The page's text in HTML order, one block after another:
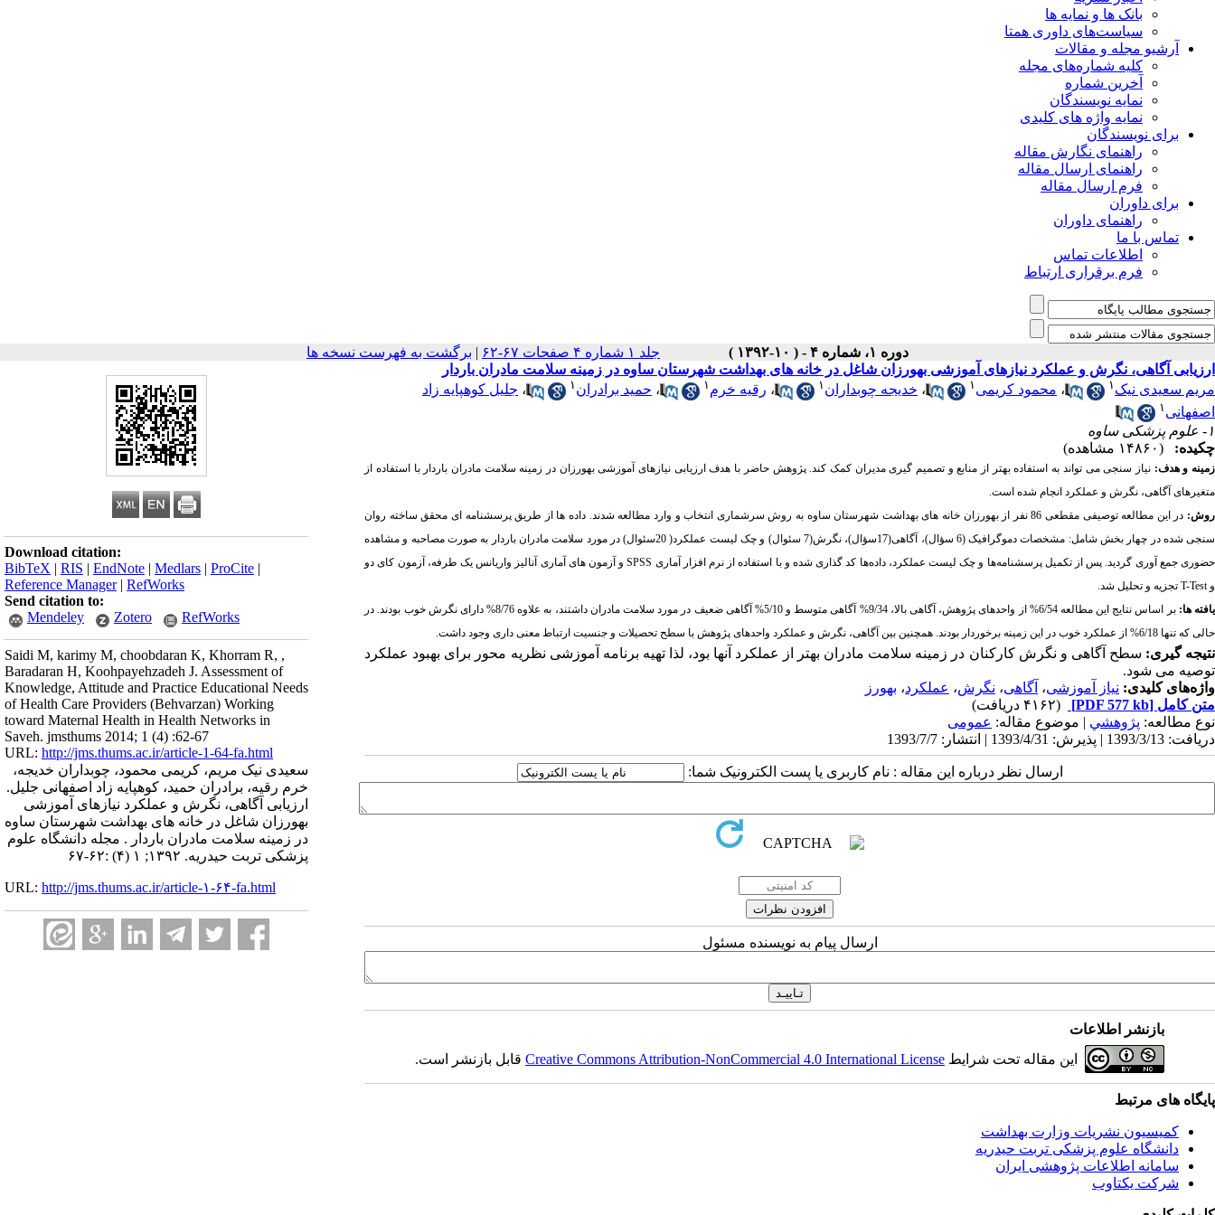
بانک ها و نمایه ها
سیاست‌های داوری همتا
آرشیو مجله و مقالات
کلیه شماره‌های مجله
آخرین شماره
نمایه نویسندگان
نمایه واژه های کلیدی
برای نویسندگان
راهنمای نگارش مقاله
راهنمای ارسال مقاله
فرم ارسال مقاله
برای داوران
راهنمای داوران
تماس با ما
اطلاعات تماس
فرم برقراری ارتباط
دوره ۱، شماره ۴ - ( ۱۰-۱۳۹۲ ) جلد ۱ شماره ۴ صفحات ۶۷-۶۲ | برگشت به فهرست نسخه ها
Download citation:
BibTeX | RIS | EndNote | Medlars | ProCite |
Reference Manager| RefWorks
Send citation to:
Mendeley
Zotero RefWorks
Saidi M, karimy M, choobdaran K, Khorram R, ,
Baradaran H, Koohpayehzadeh J. Assessment of
Knowledge, Attitude and Practice Educational Needs
of Health Care Providers (Behvarzan) Working
toward Maternal Health in Health Networks in
Saveh. jmsthums 2014; 1 (4) :62-67
URL: http://jms.thums.ac.ir/article-1-64-fa.html
سعیدی نیک مریم، کریمی محمود، چوبداران خدیجه،
خرم رقیه، برادران حمید، کوهپایه زاد اصفهانی جلیل.
ارزیابی آگاهی، نگرش و عملکرد نیازهای آموزشی
بهورزان شاغل در خانه های بهداشت شهرستان ساوه
در زمینه سلامت مادران باردار . مجله دانشگاه علوم
پزشکی تربت حیدریه. ۱۳۹۲; ۱ (۴) :۶۲-۶۷
URL: http://jms.thums.ac.ir/article-۱-۶۴-fa.html
ارزیابی آگاهی، نگرش و عملکرد نیازهای آموزشی بهورزان شاغل در خانه های بهداشت شهرستان ساوه در زمینه سلامت مادران باردار
مریم سعیدی نیک ۱ ، محمود کریمی ۱ ، خدیجه چوبداران ۱ ، رقیه خرم ۱ ، حمید برادران ۱ ، جلیل کوهپایه زاد
اصفهانی ۱
۱- علوم پزشکی ساوه
چکیده:
(۱۴۸۶۰ مشاهده)
زمینه و هدف: نیاز سنجی می تواند به استفاده بهتر از منابع و تصمیم گیری مدیران کمک کند. پژوهش حاضر با هدف ارزیابی نیازهای آموزشی بهورزان در زمینه سلامت مادران باردار با استفاده از
متغیرهای آگاهی، نگرش و عملکرد انجام شده است.
روش: در این مطالعه توصیفی مقطعی 86 نفر از بهورزان خانه های بهداشت شهرستان ساوه به روش سرشماری انتخاب و وارد مطالعه شدند. داده ها از طریق پرسشنامه ای محقق ساخته روان
سنجی شده در چهار بخش شامل: مشخصات دموگرافیک (6 سؤال)، آگاهی(17سؤال)، نگرش(7 سئوال) و چک لیست عملکرد( 20سئوال) در مورد سلامت مادران باردار به صورت مصاحبه و مشاهده
حضوری جمع آوری گردید. پس از تکمیل پرسشنامه‌ها و چک لیست عملکرد، داده‌ها کد گذاری شده و با استفاده از نرم افزار آماری SPSSو آزمون های آماری آنالیز واریانس یک طرفه، آزمون کای دو
وT-Test تجزیه و تحلیل شد.
یافته ها:
بر اساس نتایج این مطالعه 6/54% از واحدهای پژوهش، آگاهی بالا، 9/34% آگاهی متوسط و 5/10% آگاهی ضعیف در مورد سلامت مادران داشتند، به علاوه 8/76% دارای نگرش خوب بودند. در
حالی که تنها 6/18% از عملکرد خوب در این زمینه برخوردار بودند. همچنین بین آگاهی، نگرش و عملکرد واحدهای پژوهش با سطح تحصیلات و جنسیت ارتباط معنی داری وجود داشت.
نتیجه گیری: سطح آگاهی و نگرش کارکنان در زمینه سلامت مادران بهتر از عملکرد آنها بود، لذا تهیه برنامه آموزشی نظریه محور برای بهبود عملکرد
توصیه می شود.
واژه‌های کلیدی: نیاز آموزشی، آگاهی، نگرش، عملکرد، بهورز
متن کامل [PDF 577 kb]
(۴۱۶۲ دریافت)
نوع مطالعه: پژوهشي | موضوع مقاله: عمومى
دریافت: 1393/3/13 | پذیرش: 1393/4/31 | انتشار: 1393/7/7
ارسال نظر درباره این مقاله : نام کاربری یا پست الکترونیک شما:
ارسال پیام به نویسنده مسئول
بازنشر اطلاعات
این مقاله تحت شرایط Creative Commons Attribution-NonCommercial 4.0 International Licenseقابل بازنشر است.
پایگاه های مرتبط
کمیسیون نشریات وزارت بهداشت
دانشگاه علوم پزشکی تربت حیدریه
سامانه اطلاعات پژوهشی ایران
شرکت یکتاوب